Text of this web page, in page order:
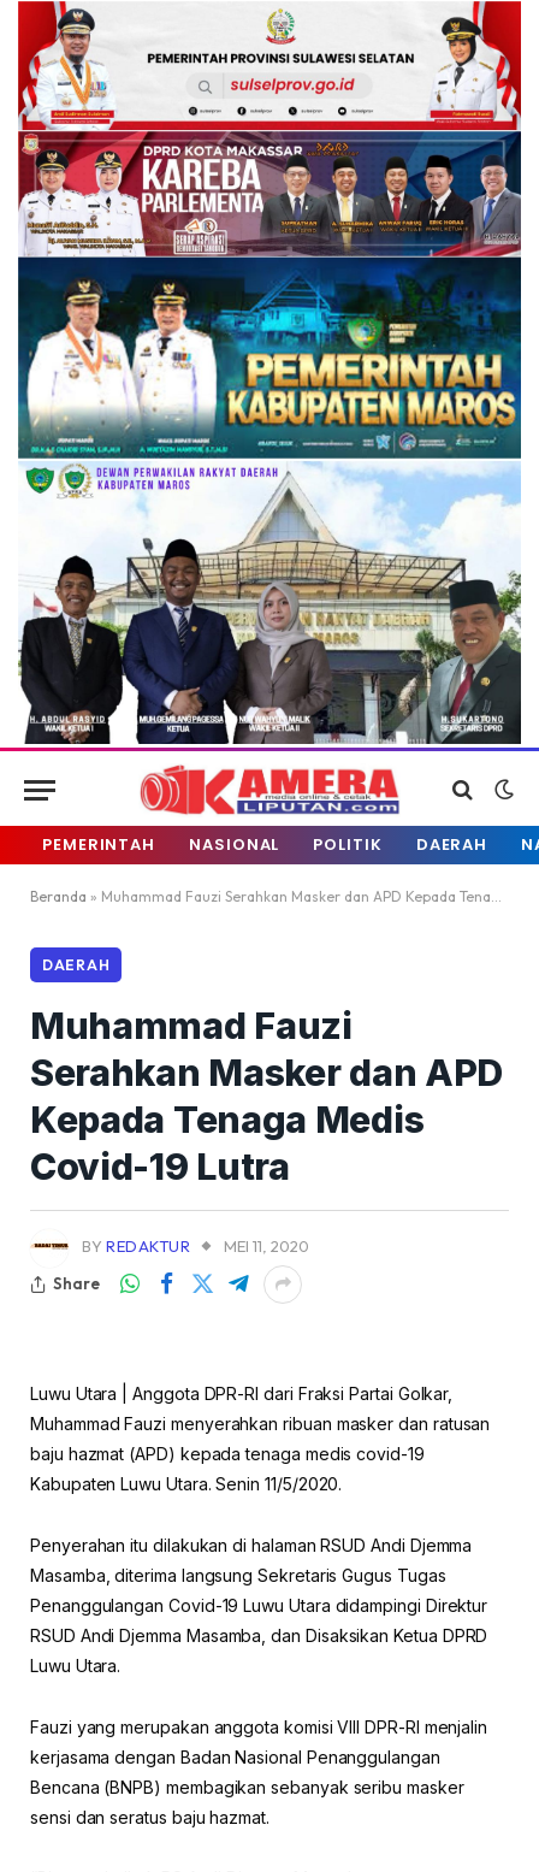
PEMERINTAH NASIONAL POLITIK DAERAH
Beranda » Muhammad Fauzi Serahkan Masker dan APD Kepada Tenaga Medis Covid-19 Lutra
DAERAH
Muhammad Fauzi
Serahkan Masker dan APD
Kepada Tenaga Medis
Covid-19 Lutra
BY REDAKTUR
MEI 11, 2020
Share
Luwu Utara | Anggota DPR-RI dari Fraksi Partai Golkar,
Muhammad Fauzi menyerahkan ribuan masker dan ratusan
baju hazmat (APD) kepada tenaga medis covid-19
Kabupaten Luwu Utara. Senin 11/5/2020.
Penyerahan itu dilakukan di halaman RSUD Andi Djemma
Masamba, diterima langsung Sekretaris Gugus Tugas
Penanggulangan Covid-19 Luwu Utara didampingi Direktur
RSUD Andi Djemma Masamba, dan Disaksikan Ketua DPRD
Luwu Utara.
Fauzi yang merupakan anggota komisi VIII DPR-RI menjalin
kerjasama dengan Badan Nasional Penanggulangan
Bencana (BNPB) membagikan sebanyak seribu masker
sensi dan seratus baju hazmat.